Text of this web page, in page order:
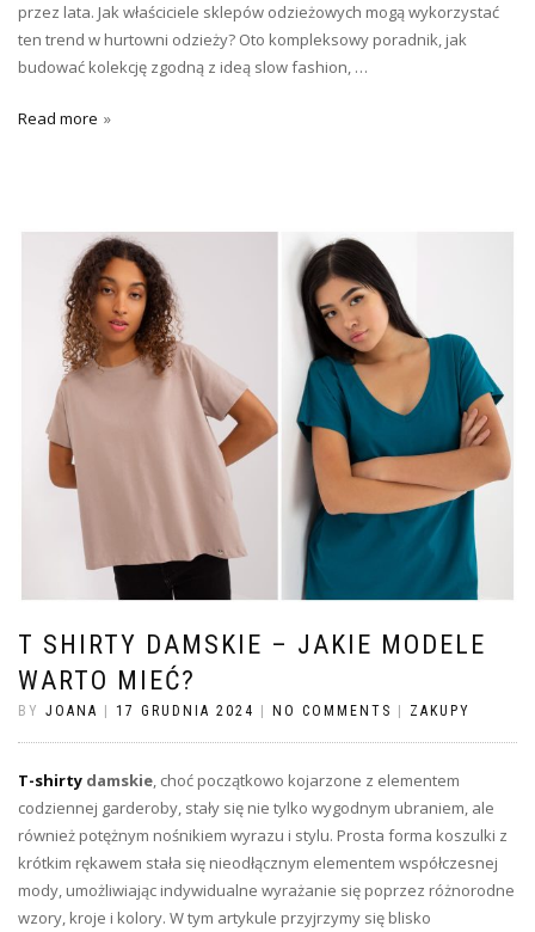
przez lata. Jak właściciele sklepów odzieżowych mogą wykorzystać
ten trend w hurtowni odzieży? Oto kompleksowy poradnik, jak
budować kolekcję zgodną z ideą slow fashion, …
Read more
T SHIRTY DAMSKIE – JAKIE MODELE
WARTO MIEĆ?
BY JOANA 17 GRUDNIA 2024 NO COMMENTS ZAKUPY
T-shirty damskie, choć początkowo kojarzone z elementem
codziennej garderoby, stały się nie tylko wygodnym ubraniem, ale
również potężnym nośnikiem wyrazu i stylu. Prosta forma koszulki z
krótkim rękawem stała się nieodłącznym elementem współczesnej
mody, umożliwiając indywidualne wyrażanie się poprzez różnorodne
wzory, kroje i kolory. W tym artykule przyjrzymy się blisko